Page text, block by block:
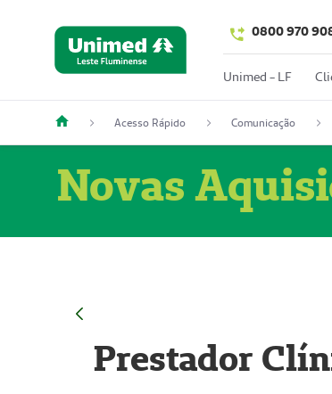
0800 970
Unimed - LF
Acesso Rápido Comunicação
Novas
Prestador